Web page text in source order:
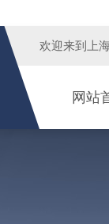
欢迎来到 上
网站